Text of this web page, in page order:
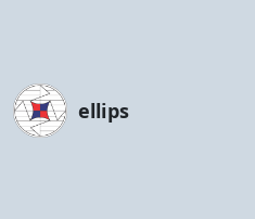
ellips